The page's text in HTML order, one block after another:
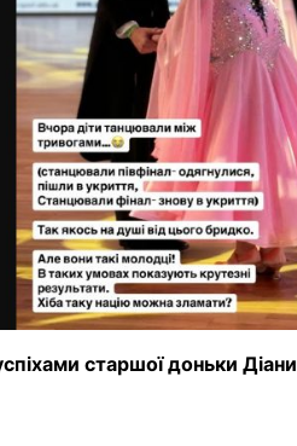
старшої доньки Діани